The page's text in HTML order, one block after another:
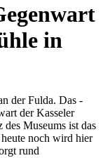
in
der Fulda. Das
der Kasseler
des Museums ist das
noch wird hier
rund